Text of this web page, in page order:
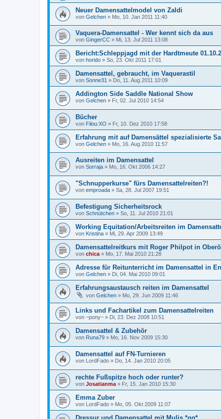
Neuer Damensattelmodel von Zaldi
von Gelchen » Mo, 10. Jan 2011 11:40
Vaquera-Damensattel - Wer kennt sich da aus
von GingerCC » Mi, 13. Jul 2011 13:08
Bericht:Schleppjagd mit der Hardtmeute
von horido » So, 23. Okt 2011 17:01
Damensattel, gebraucht, im Vaquerastil
von Sonne31 » Do, 11. Aug 2011 10:09
Addington Side Saddle National Show
von Gelchen » Fr, 02. Jul 2010 14:54
Bücher
von Filou:XO » Fr, 10. Dez 2010 17:58
Erfahrung mit auf Damensättel spezialisierte
von Gelchen » Mo, 16. Aug 2010 11:57
Ausreiten im Damensattel
von Sorraja » Mo, 16. Okt 2006 14:27
"Schnupperkurse" fürs Damensattelreiten?!
von emproada » Sa, 28. Jul 2007 19:51
Befestigung Sicherheitsrock
von Schnütchen » So, 11. Jul 2010 21:01
Working Equitation/Arbeitsreiten im
von Kristina » Mi, 29. Apr 2009 13:49
Damensattelreitkurs mit Roger Philpot in
von chica » Mo, 17. Mai 2010 21:28
Adresse für Reitunterricht im Damensattel in
von Gelchen » Di, 04. Mai 2010 09:01
Erfahrungsaustausch reiten im Damensattel
von Gelchen » Mo, 29. Jun 2009 11:46
Links und Fachartikel zum Damensattelreiten
von ~pony~ » Di, 23. Dez 2008 10:51
Damensattel & Zubehör
von Runa79 » Mo, 16. Nov 2009 15:30
Damensattel auf FN-Turnieren
von LordFado » Do, 14. Jan 2010 20:05
rechte Fußspitze hoch oder runter?
von Josatianma » Fr, 15. Jan 2010 15:30
Emma Zuber
von LordFado » Mo, 05. Okt 2009 11:07